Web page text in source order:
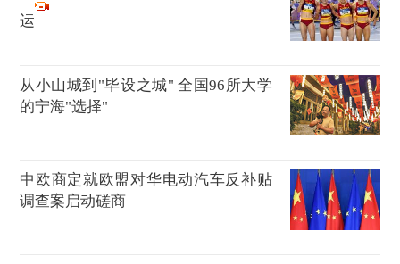
运
从小山城到"毕设之城" 全国96所大学
的宁海"选择"
中欧商定就欧盟对华电动汽车反补贴
调查案启动磋商